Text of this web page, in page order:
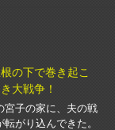
の下で巻き起こ
大戦争！
宮子の家に、夫の戦
がり込んできた。